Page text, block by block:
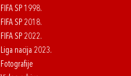
FIFA SP 1998.
FIFA SP 2018.
FIFA SP 2022.
Liga nacija 2023.
Fotografije